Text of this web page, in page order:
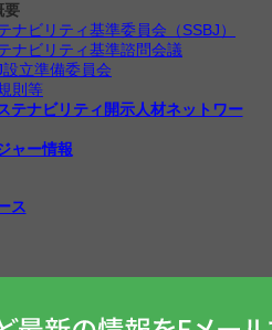
要
ナビリティ基準委員会（SSBJ）
ナビリティ基準諮問会議
設立準備委員会
則等
テナビリティ開示人材ネットワー
ャー情報
ス